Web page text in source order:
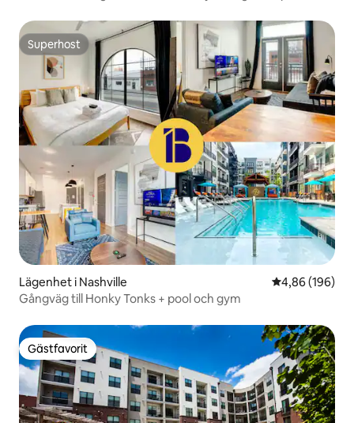
Superhost
Superhost
Lägenhet i Nashville 4,86 av 5 i
4,86 (196)
Gångväg till Honky Tonks + pool och gym
Gästfavorit
Gästfavorit